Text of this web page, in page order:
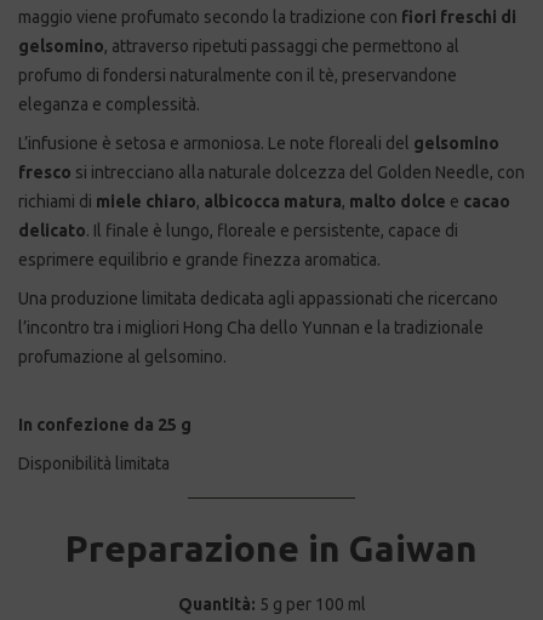
maggio viene profumato secondo la tradizione con fiori freschi di
gelsomino, attraverso ripetuti passaggi che permettono al
profumo di fondersi naturalmente con il tè, preservandone
eleganza e complessità.
L’infusione è setosa e armoniosa. Le note floreali del gelsomino
fresco si intrecciano alla naturale dolcezza del Golden Needle, con
richiami di miele chiaro, albicocca matura, malto dolce e cacao
delicato. Il finale è lungo, floreale e persistente, capace di
esprimere equilibrio e grande finezza aromatica.
Una produzione limitata dedicata agli appassionati che ricercano
l’incontro tra i migliori Hong Cha dello Yunnan e la tradizionale
profumazione al gelsomino.
In confezione da 25 g
Disponibilità limitata
Preparazione in Gaiwan
Quantità: 5 g per 100 ml